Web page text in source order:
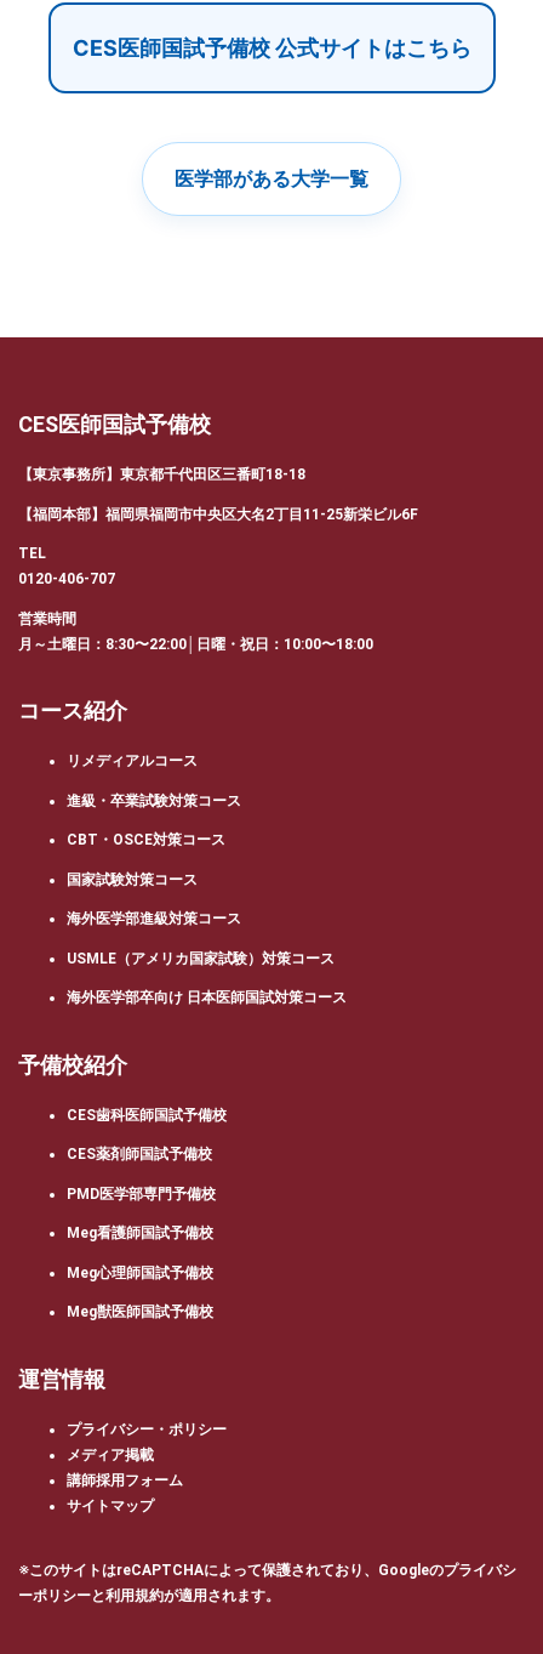
CES医師国試予備校 公式サイトはこちら
医学部がある大学一覧
CES医師国試予備校
【東京事務所】東京都千代田区三番町18-18
【福岡本部】福岡県福岡市中央区大名2丁目11-25新栄ビル6F
TEL
0120-406-707
営業時間
月～土曜日：8:30〜22:00│日曜・祝日：10:00〜18:00
コース紹介
リメディアルコース
進級・卒業試験対策コース
CBT・OSCE対策コース
国家試験対策コース
海外医学部進級対策コース
USMLE（アメリカ国家試験）対策コース
海外医学部卒向け 日本医師国試対策コース
予備校紹介
CES歯科医師国試予備校
CES薬剤師国試予備校
PMD医学部専門予備校
Meg看護師国試予備校
Meg心理師国試予備校
Meg獣医師国試予備校
運営情報
プライバシー・ポリシー
メディア掲載
講師採用フォーム
サイトマップ
※このサイトはreCAPTCHAによって保護されており、Googleのプライバシ
ーポリシーと利用規約が適用されます。